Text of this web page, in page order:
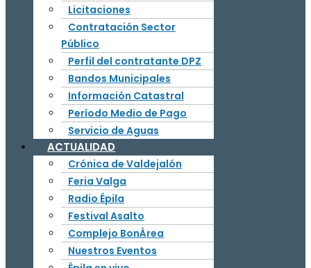
Licitaciones
Contratación Sector
Público
Perfil del contratante DPZ
Bandos Municipales
Información Catastral
Período Medio de Pago
Servicio de Aguas
ACTUALIDAD
Crónica de Valdejalón
Feria Valga
Radio Épila
Festival Asalto
Complejo BonÀrea
Nuestros Eventos